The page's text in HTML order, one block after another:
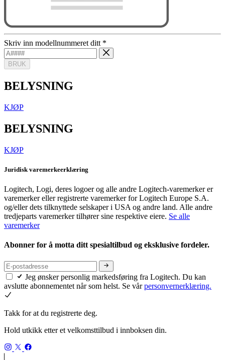
Skriv inn modellnummeret ditt *
BRUK
BELYSNING
KJØP
BELYSNING
KJØP
Juridisk varemerkeerklæring
Logitech, Logi, deres logoer og alle andre Logitech-varemerker er
varemerker eller registrerte varemerker for Logitech Europe S.A.
og/eller dets tilknyttede selskaper i USA og andre land. Alle andre
tredjeparts varemerker tilhører sine respektive eiere. Se alle
varemerker
Abonner for å motta ditt spesialtilbud og eksklusive fordeler.
Jeg ønsker personlig markedsføring fra Logitech. Du kan
avslutte abonnementet når som helst. Se vårpersonvernerklæring.
Takk for at du registrerte deg.
Hold utkikk etter et velkomsttilbud i innboksen din.